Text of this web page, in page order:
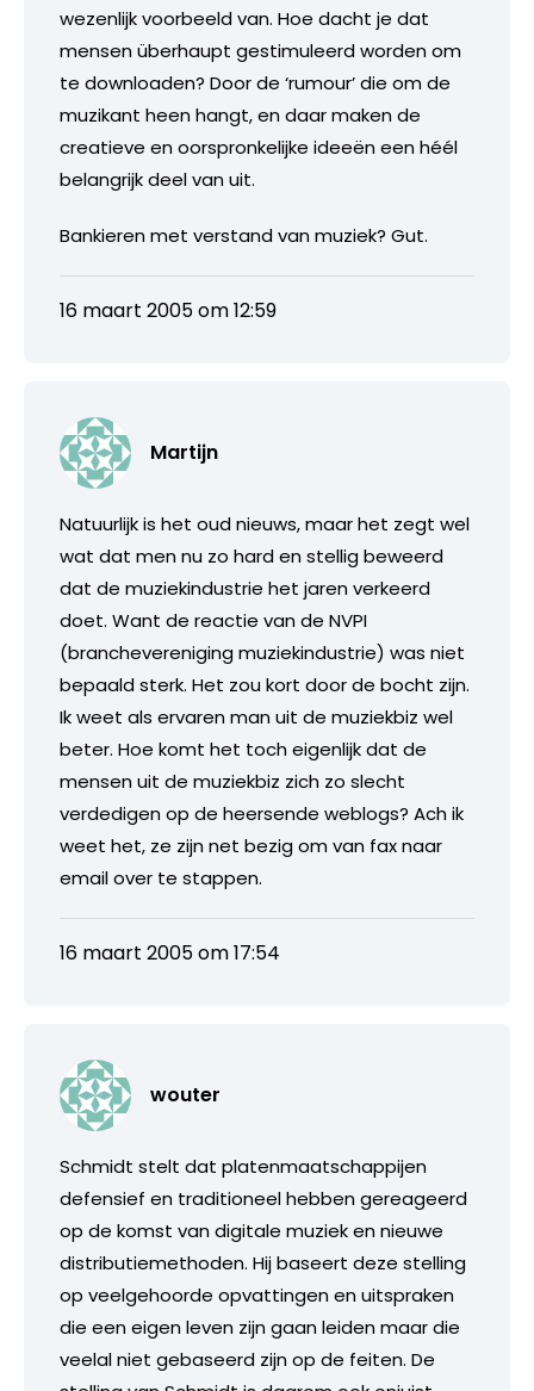
wezenlijk voorbeeld van. Hoe dacht je dat
mensen überhaupt gestimuleerd worden om
te downloaden? Door de ‘rumour’ die om de
muzikant heen hangt, en daar maken de
creatieve en oorspronkelijke ideeën een héél
belangrijk deel van uit.
Bankieren met verstand van muziek? Gut.
16 maart 2005 om 12:59
Martijn
Natuurlijk is het oud nieuws, maar het zegt wel
wat dat men nu zo hard en stellig beweerd
dat de muziekindustrie het jaren verkeerd
doet. Want de reactie van de NVPI
(branchevereniging muziekindustrie) was niet
bepaald sterk. Het zou kort door de bocht zijn.
Ik weet als ervaren man uit de muziekbiz wel
beter. Hoe komt het toch eigenlijk dat de
mensen uit de muziekbiz zich zo slecht
verdedigen op de heersende weblogs? Ach ik
weet het, ze zijn net bezig om van fax naar
email over te stappen.
16 maart 2005 om 17:54
wouter
Schmidt stelt dat platenmaatschappijen
defensief en traditioneel hebben gereageerd
op de komst van digitale muziek en nieuwe
distributiemethoden. Hij baseert deze stelling
op veelgehoorde opvattingen en uitspraken
die een eigen leven zijn gaan leiden maar die
veelal niet gebaseerd zijn op de feiten. De